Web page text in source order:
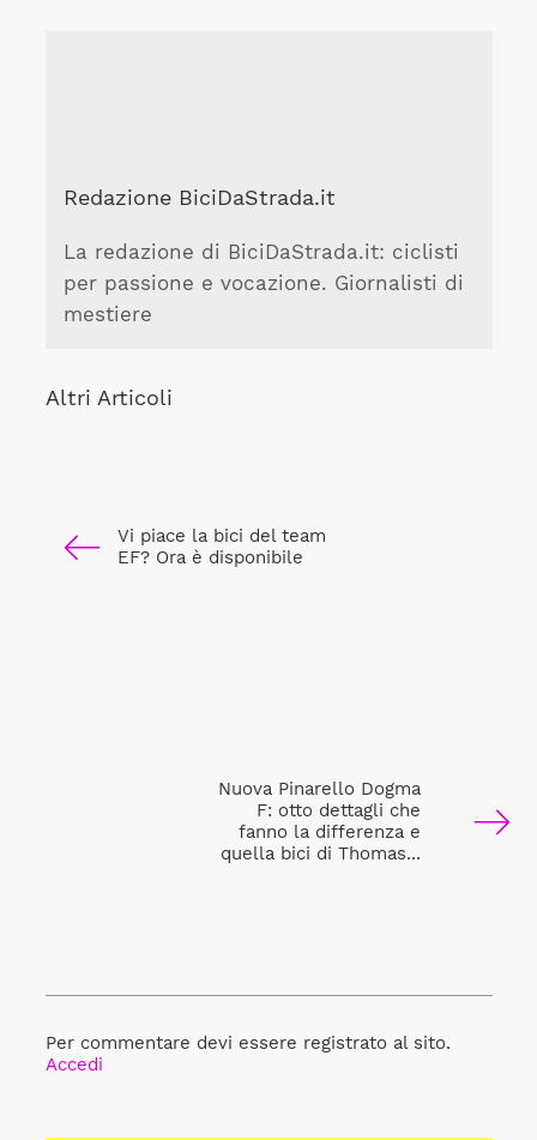
Redazione BiciDaStrada.it
La redazione di BiciDaStrada.it: ciclisti
per passione e vocazione. Giornalisti di
mestiere
Altri Articoli
Vi piace la bici del team
EF? Ora è disponibile
Nuova Pinarello Dogma
F: otto dettagli che
fanno la differenza e
quella bici di Thomas...
Per commentare devi essere registrato al sito.
Accedi